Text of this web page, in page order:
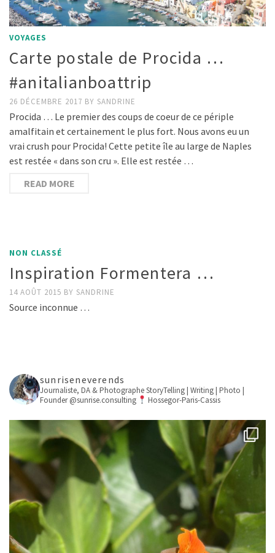
VOYAGES
Carte postale de Procida …
#anitalianboattrip
26 DÉCEMBRE 2017 BY SANDRINE
Procida … Le premier des coups de coeur de ce périple
amalfitain et certainement le plus fort. Nous avons eu un
vrai crush pour Procida! Cette petite île au large de Naples
est restée « dans son cru ». Elle est restée …
READ MORE
NON CLASSÉ
Inspiration Formentera …
14 AOÛT 2015 BY SANDRINE
Source inconnue …
sunriseneverends
Journaliste, DA & PhotographeStoryTelling | Writing | Photo |
Founder @sunrise.consulting
Hossegor-Paris-Cassis